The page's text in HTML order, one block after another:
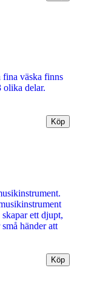
fina väska finns
delar.
ett djupt,
händer att